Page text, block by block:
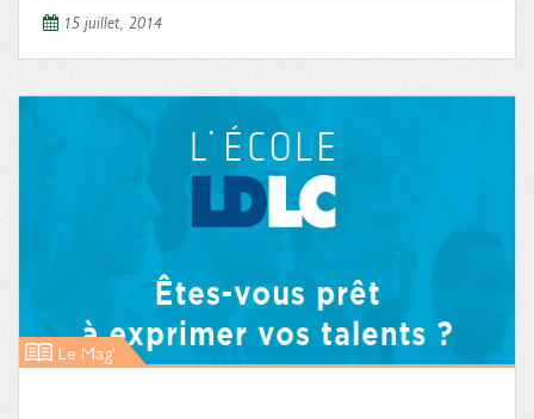
15 juillet, 2014
Le Mag'